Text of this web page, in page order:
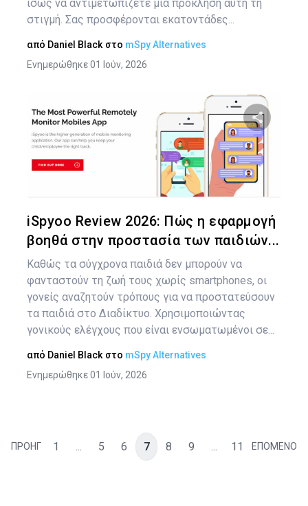
ίσως να αντιμετωπίζετε μια πρόκληση αυτή τη
στιγμή. Σας προσφέρονται εκατοντάδες...
από Daniel Black στο mSpy Alternatives
Ενημερώθηκε 01 Ιούν, 2026
iSpyoo Review 2026: Πώς η εφαρμογή
βοηθά στην προστασία των παιδιών...
Καθώς τα σύγχρονα παιδιά δεν μπορούν να
φανταστούν τη ζωή τους χωρίς smartphones, οι
γονείς αναζητούν τρόπους για να προστατεύσουν
τα παιδιά στο Διαδίκτυο. Χρησιμοποιώντας
γονικούς ελέγχους που είναι ενσωματωμένοι σε...
από Daniel Black στο mSpy Alternatives
Ενημερώθηκε 01 Ιούν, 2026
ΠΡΟΗΓ 1 ... 5 6 7 8 9 ... 11 ΕΠΟΜΕΝΟ